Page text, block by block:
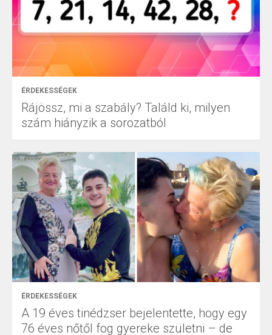
ÉRDEKESSÉGEK
Rájössz, mi a szabály? Találd ki, milyen
szám hiányzik a sorozatból
ÉRDEKESSÉGEK
A 19 éves tinédzser bejelentette, hogy egy
76 éves nőtől fog gyereke születni – de